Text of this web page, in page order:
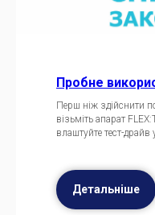
Пробне
Перш ніж здійснити
візьміть апарат
влаштуйте тест-
Детальніше